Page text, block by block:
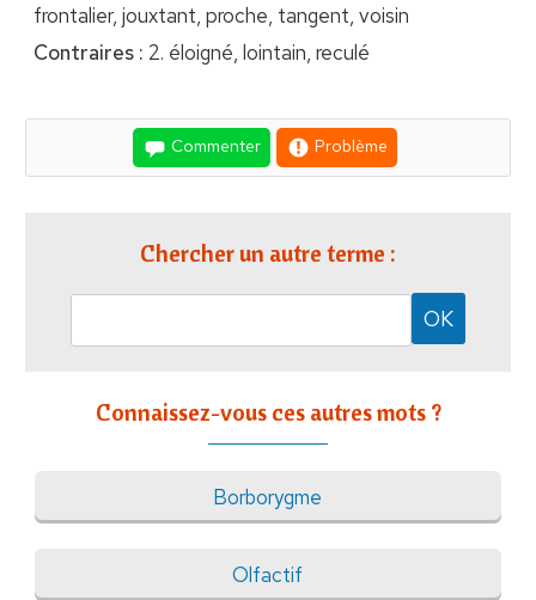
frontalier, jouxtant, proche, tangent, voisin
Contraires : 2. éloigné, lointain, reculé
Commenter Problème
Chercher un autre terme :
Connaissez-vous ces autres mots ?
Borborygme
Olfactif